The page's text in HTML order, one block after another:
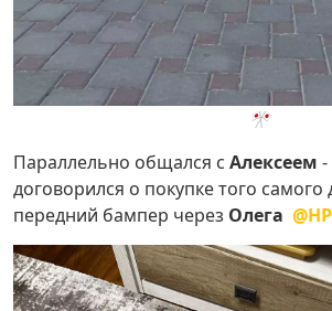
🎌
Параллельно общался с Алексеем -
договорился о покупке того
передний бампер через Олега